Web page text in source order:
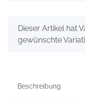
x
Dieser Artikel hat
gewünschte
Beschreibung